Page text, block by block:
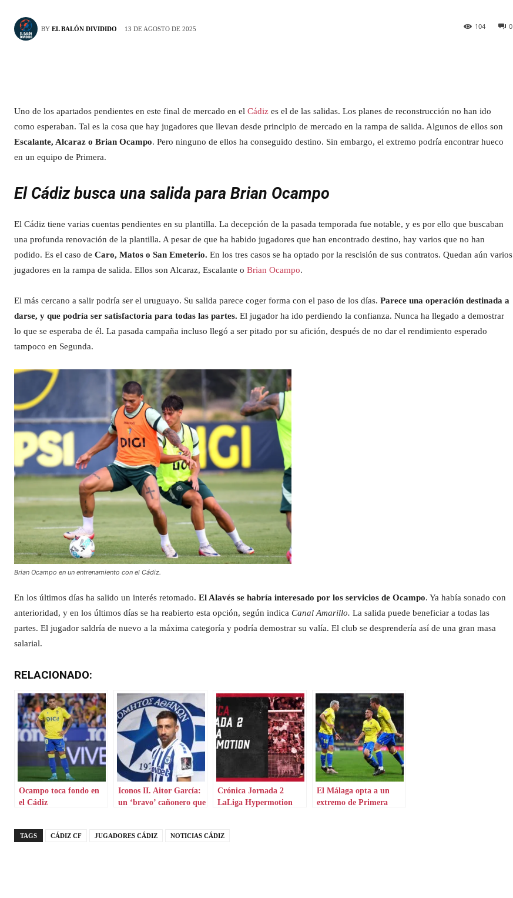
BY EL BALÓN DIVIDIDO 13 DE AGOSTO DE 2025 0
104
Uno de los apartados pendientes en este final de mercado en el Cádiz es el de las salidas. Los planes de reconstrucción no han ido
como esperaban. Tal es la cosa que hay jugadores que llevan desde principio de mercado en la rampa de salida. Algunos de ellos son
Escalante, Alcaraz o Brian Ocampo. Pero ninguno de ellos ha conseguido destino. Sin embargo, el extremo podría encontrar hueco
en un equipo de Primera.
El Cádiz busca una salida para Brian Ocampo
El Cádiz tiene varias cuentas pendientes en su plantilla. La decepción de la pasada temporada fue notable, y es por ello que buscaban
una profunda renovación de la plantilla. A pesar de que ha habido jugadores que han encontrado destino, hay varios que no han
podido. Es el caso de Caro, Matos o San Emeterio. En los tres casos se ha optado por la rescisión de sus contratos. Quedan aún varios
jugadores en la rampa de salida. Ellos son Alcaraz, Escalante o Brian Ocampo.
El más cercano a salir podría ser el uruguayo. Su salida parece coger forma con el paso de los días. Parece una operación destinada a
darse, y que podría ser satisfactoria para todas las partes. El jugador ha ido perdiendo la confianza. Nunca ha llegado a demostrar
lo que se esperaba de él. La pasada campaña incluso llegó a ser pitado por su afición, después de no dar el rendimiento esperado
tampoco en Segunda.
Brian Ocampo en un entrenamiento con el Cádiz.
En los últimos días ha salido un interés retomado. El Alavés se habría interesado por los servicios de Ocampo. Ya había sonado con
anterioridad, y en los últimos días se ha reabierto esta opción, según indica Canal Amarillo. La salida puede beneficiar a todas las
partes. El jugador saldría de nuevo a la máxima categoría y podría demostrar su valía. El club se desprendería así de una gran masa
salarial.
RELACIONADO:
Ocampo toca fondo en
el Cádiz
Iconos II. Aitor García:
un ‘bravo’ cañonero que
Crónica Jornada 2
LaLiga Hypermotion
El Málaga opta a un
extremo de Primera
TAGS CÁDIZ CF JUGADORES CÁDIZ NOTICIAS CÁDIZ